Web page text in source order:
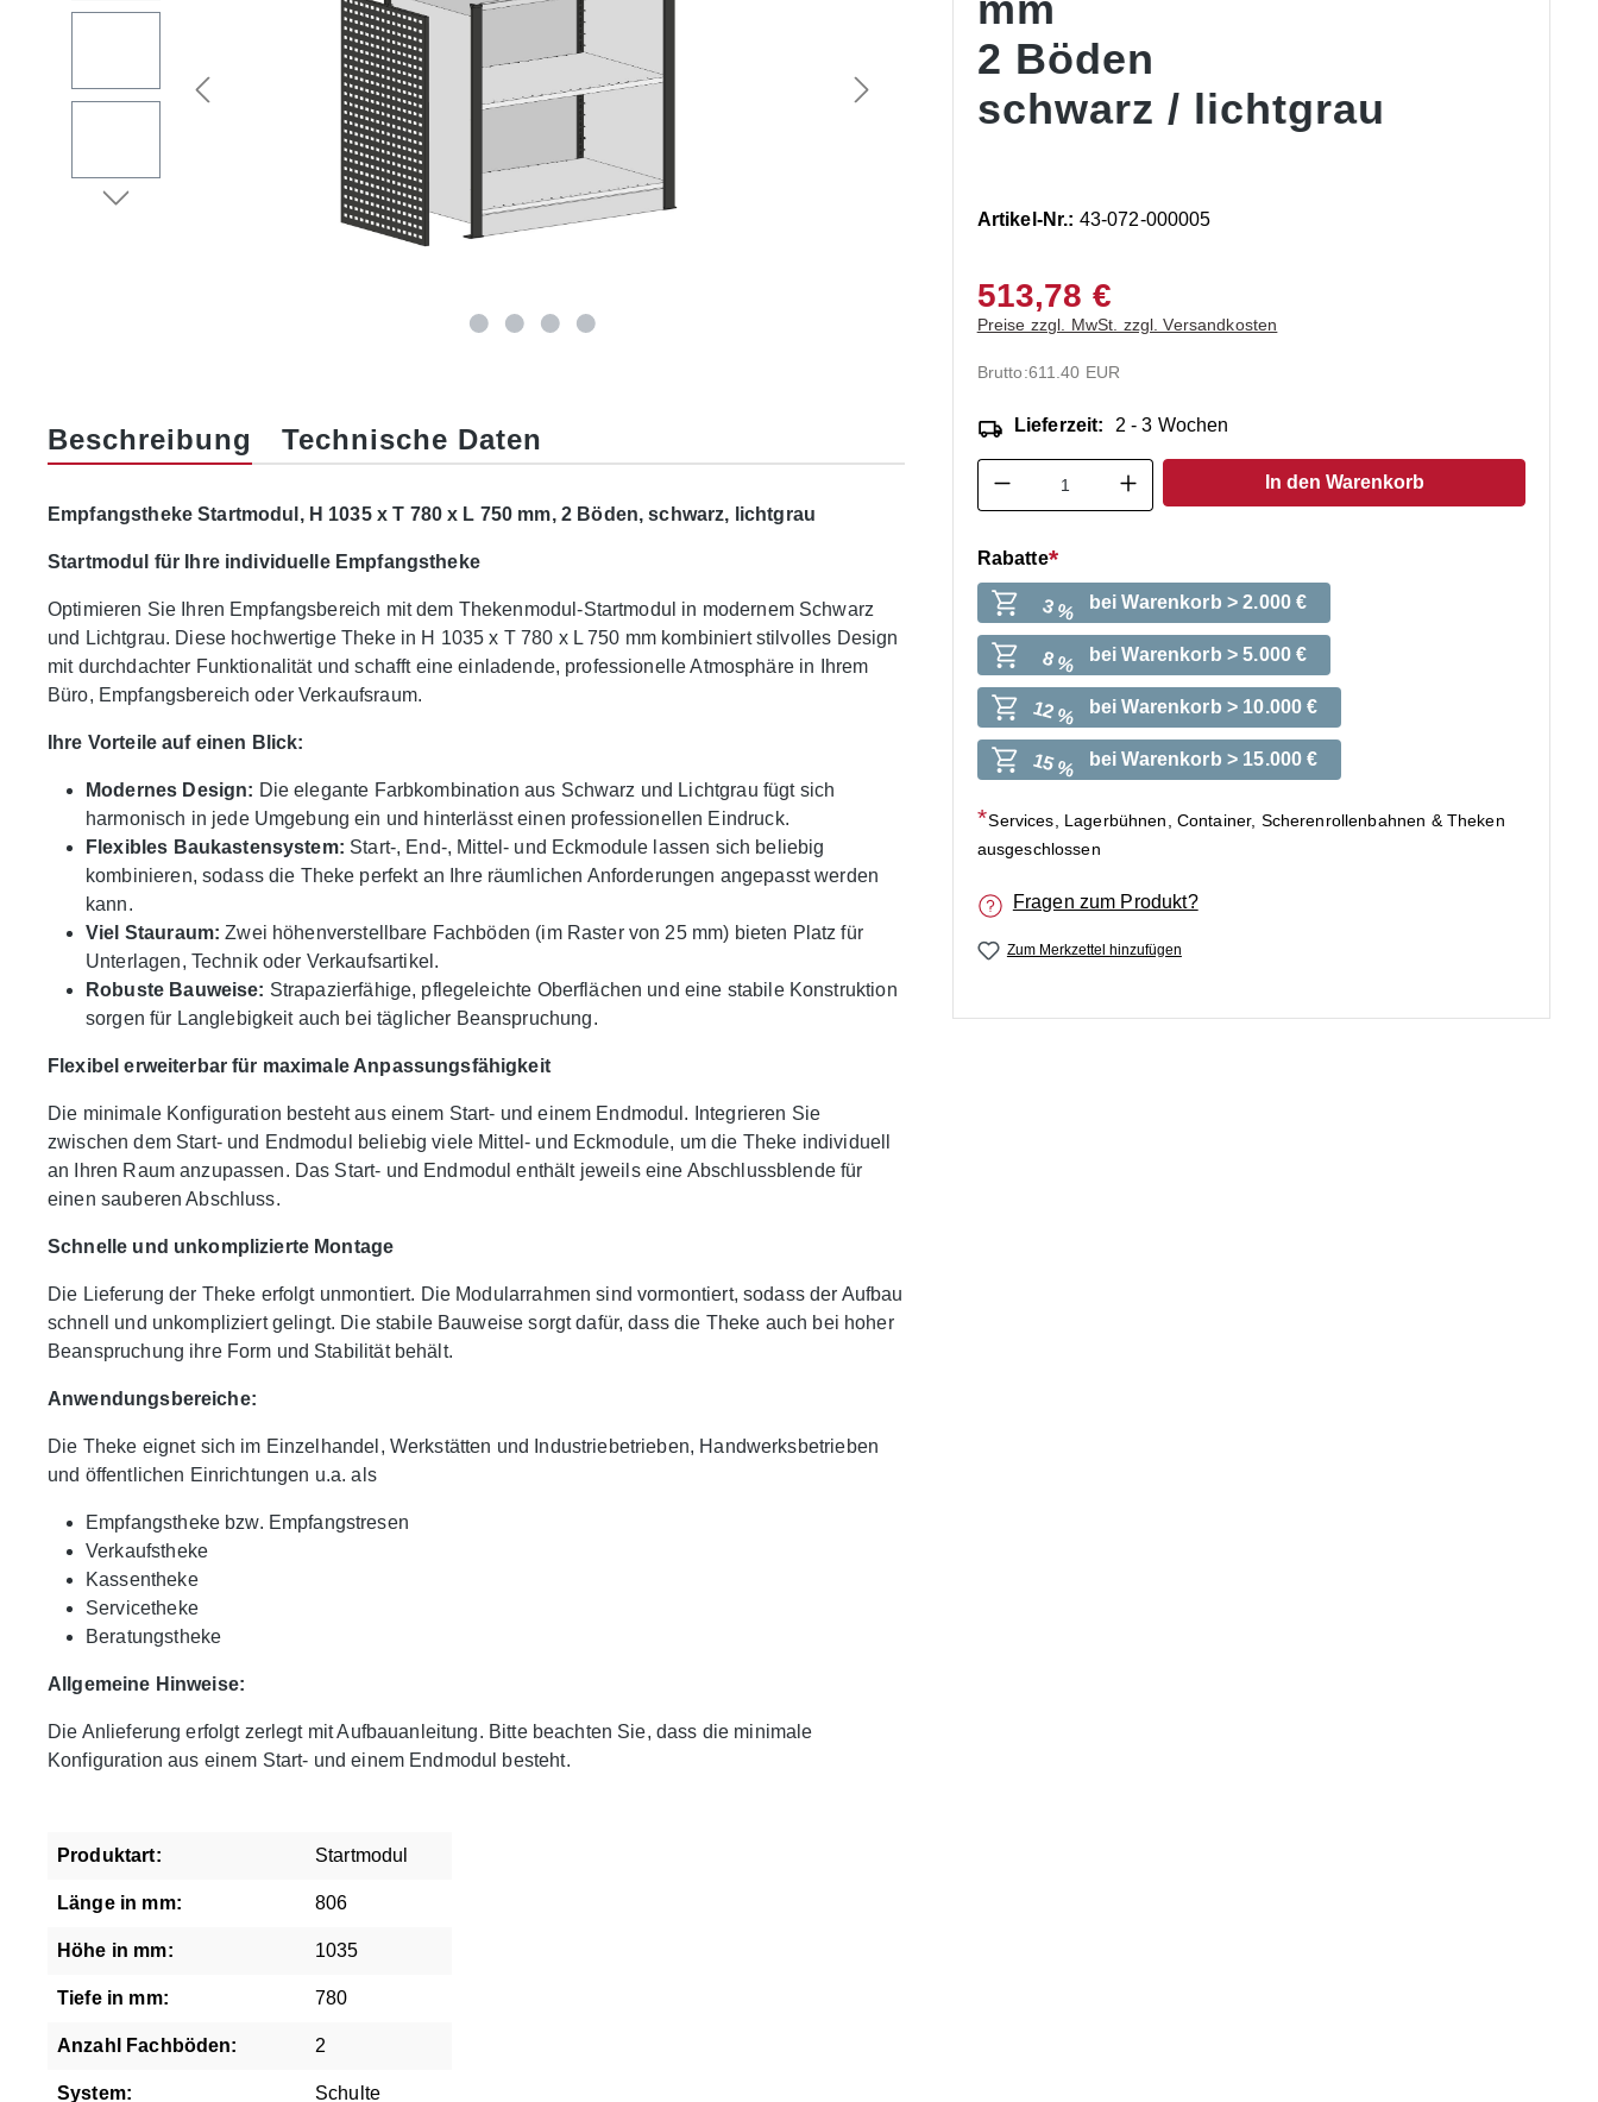
2 Böden
schwarz / lichtgrau
Artikel-Nr.: 43-072-000005
513,78 €
Preise zzgl. MwSt. zzgl. Versandkosten
Brutto:611.40 EUR
Lieferzeit: 2 - 3 Wochen
Produkt Anzahl: Gib den gewünschten Wert ein
In den Warenkorb
Rabatte
3 % bei Warenkorb > 2.000 €
8 % bei Warenkorb > 5.000 €
12 % bei Warenkorb > 10.000 €
15 % bei Warenkorb > 15.000 €
Services, Lagerbühnen, Container, Scherenrollenbahnen & Theken
ausgeschlossen
Fragen zum Produkt?
Zum Merkzettel hinzufügen
Beschreibung Technische Daten
Empfangstheke Startmodul, H 1035 x T 780 x L 750 mm, 2 Böden, schwarz, lichtgrau
Startmodul für Ihre individuelle Empfangstheke
Optimieren Sie Ihren Empfangsbereich mit dem Thekenmodul-Startmodul in modernem Schwarz
und Lichtgrau. Diese hochwertige Theke in H 1035 x T 780 x L 750 mm kombiniert stilvolles Design
mit durchdachter Funktionalität und schafft eine einladende, professionelle Atmosphäre in Ihrem
Büro, Empfangsbereich oder Verkaufsraum.
Ihre Vorteile auf einen Blick:
Modernes Design: Die elegante Farbkombination aus Schwarz und Lichtgrau fügt sich
harmonisch in jede Umgebung ein und hinterlässt einen professionellen Eindruck.
Flexibles Baukastensystem: Start-, End-, Mittel- und Eckmodule lassen sich beliebig
kombinieren, sodass die Theke perfekt an Ihre räumlichen Anforderungen angepasst werden
kann.
Viel Stauraum: Zwei höhenverstellbare Fachböden (im Raster von 25 mm) bieten Platz für
Unterlagen, Technik oder Verkaufsartikel.
Robuste Bauweise: Strapazierfähige, pflegeleichte Oberflächen und eine stabile Konstruktion
sorgen für Langlebigkeit auch bei täglicher Beanspruchung.
Flexibel erweiterbar für maximale Anpassungsfähigkeit
Die minimale Konfiguration besteht aus einem Start- und einem Endmodul. Integrieren Sie
zwischen dem Start- und Endmodul beliebig viele Mittel- und Eckmodule, um die Theke individuell
an Ihren Raum anzupassen. Das Start- und Endmodul enthält jeweils eine Abschlussblende für
einen sauberen Abschluss.
Schnelle und unkomplizierte Montage
Die Lieferung der Theke erfolgt unmontiert. Die Modularrahmen sind vormontiert, sodass der Aufbau
schnell und unkompliziert gelingt. Die stabile Bauweise sorgt dafür, dass die Theke auch bei hoher
Beanspruchung ihre Form und Stabilität behält.
Anwendungsbereiche:
Die Theke eignet sich im Einzelhandel, Werkstätten und Industriebetrieben, Handwerksbetrieben
und öffentlichen Einrichtungen u.a. als
Empfangstheke bzw. Empfangstresen
Verkaufstheke
Kassentheke
Servicetheke
Beratungstheke
Allgemeine Hinweise:
Die Anlieferung erfolgt zerlegt mit Aufbauanleitung. Bitte beachten Sie, dass die minimale
Konfiguration aus einem Start- und einem Endmodul besteht.
Produktart: Startmodul
Länge in mm: 806
Höhe in mm: 1035
Tiefe in mm: 780
Anzahl Fachböden: 2
System: Schulte